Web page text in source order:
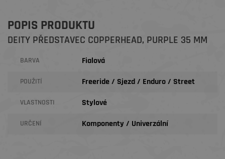
POPIS PRODUKTU
DEITY PŘEDSTAVEC COPPERHEAD, PURPLE 35 MM
BARVA Fialová
POUŽITÍ Freeride / Sjezd / Enduro / Street
VLASTNOSTI Stylové
URČENÍ Komponenty / Univerzální